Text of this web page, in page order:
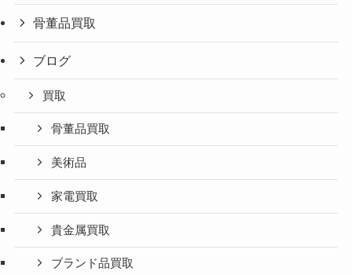
骨董品買取
ブログ
買取
骨董品買取
美術品
家電買取
貴金属買取
ブランド品買取